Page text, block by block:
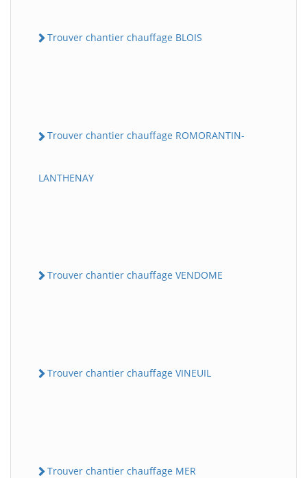
Trouver chantier chauffage BLOIS
Trouver chantier chauffage ROMORANTIN-
LANTHENAY
Trouver chantier chauffage VENDOME
Trouver chantier chauffage VINEUIL
Trouver chantier chauffage MER